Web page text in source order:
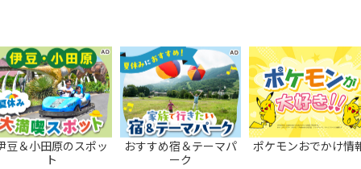
豆＆小田原のスポッ
ト
おすすめ宿＆テーマパ
ーク
ポケモンおでかけ情